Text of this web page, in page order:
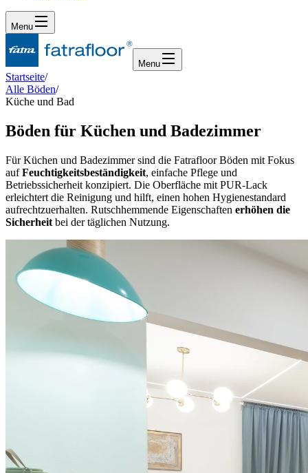
Menu
Menu
Startseite/
Alle Böden/
Küche und Bad
Böden für Küchen und Badezimmer
Für Küchen und Badezimmer sind die Fatrafloor Böden mit Fokus
aufFeuchtigkeitsbeständigkeit, einfache Pflege und
Betriebssicherheit konzipiert. Die Oberfläche mit PUR-Lack
erleichtert die Reinigung und hilft, einen hohen Hygienestandard
aufrechtzuerhalten. Rutschhemmende Eigenschaften erhöhen die
Sicherheit bei der täglichen Nutzung.